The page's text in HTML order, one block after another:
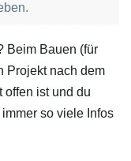
Beim Bauen (für
Projekt nach dem
offen ist und du
so viele Infos